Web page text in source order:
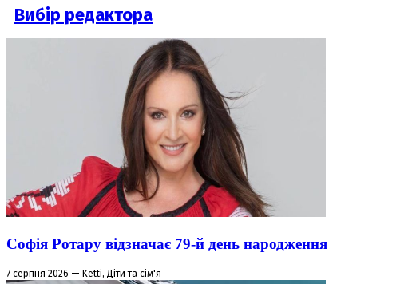
Вибір редактора
Софія Ротару відзначає 79-й день народження
7 серпня 2026 — Ketti, Діти та сім'я